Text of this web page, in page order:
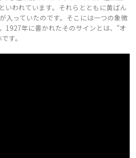
いわれています。それらとともに黄ばん
入っていたのです。そこには一つの象徴
1927年に書かれたそのサインとは、"オ
す。